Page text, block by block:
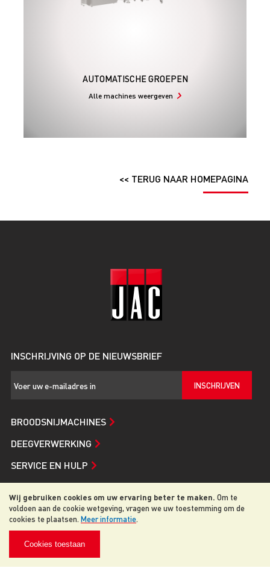
Wij gebruiken cookies om uw ervaring beter te maken. Om te
voldoen aan de cookie wetgeving, vragen we uw toestemming om de
cookies te plaatsen. Meer informatie.
Cookies toestaan
AUTOMATISCHE GROEPEN
Alle machines weergeven
<< TERUG NAAR HOMEPAGINA
INSCHRIJVING OP DE NIEUWSBRIEF
INSCHRIJVEN
BROODSNIJMACHINES
DEEGVERWERKING
SERVICE EN HULP
JAC
© 2026 JAC. Alle rechten voorbehouden